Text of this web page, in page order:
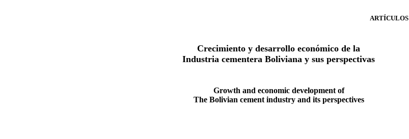
ARTÍCULOS
Crecimiento y desarrollo económico de la
Industria cementera Boliviana y sus perspectivas
Growth and economic development of
The Bolivian cement industry and its perspectives